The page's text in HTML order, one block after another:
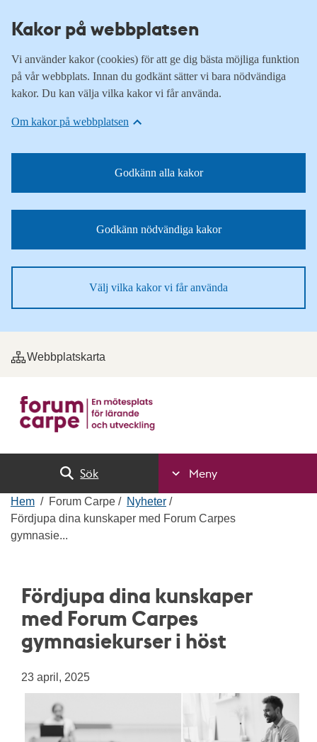
Kakor på webbplatsen
Vi använder kakor (cookies) för att ge dig bästa möjliga funktion
på vår webbplats. Innan du godkänt sätter vi bara nödvändiga
kakor. Du kan välja vilka kakor vi får använda.
Om kakor på webbplatsen
Godkänn alla kakor
Godkänn nödvändiga kakor
Välj vilka kakor vi får använda
Webbplatskarta
Sök Meny
Hem Forum Carpe
Nyheter
Fördjupa dina kunskaper med Forum Carpes
gymnasie...
Fördjupa dina kunskaper
med Forum Carpes
gymnasiekurser i höst
23 april, 2025